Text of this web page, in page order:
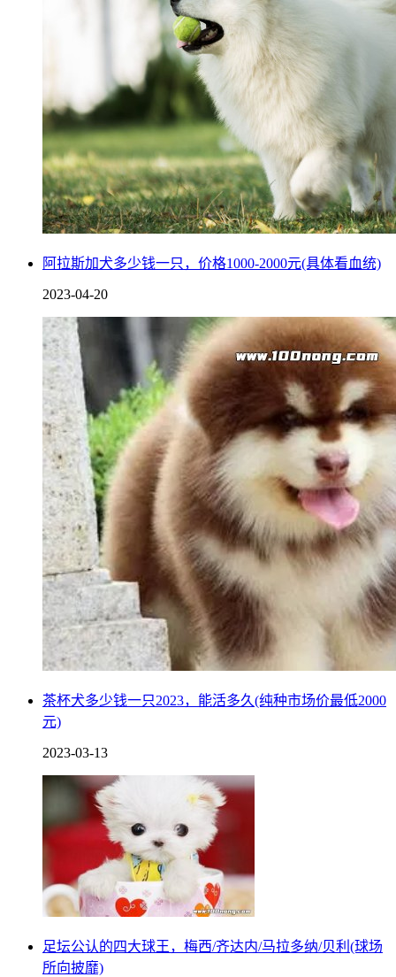
阿拉斯加犬多少钱一只，价格1000-2000元(具体看血统)
2023-04-20
茶杯犬多少钱一只2023，能活多久(纯种市场价最低2000
元)
2023-03-13
足坛公认的四大球王，梅西/齐达内/马拉多纳/贝利(球场
所向披靡)